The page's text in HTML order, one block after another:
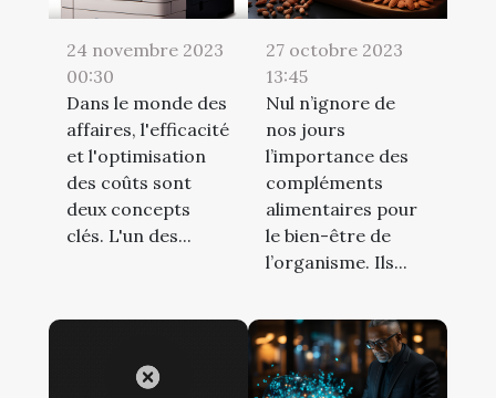
24 novembre 2023
00:30
Dans le monde des
affaires, l'efficacité
et l'optimisation
des coûts sont
deux concepts
clés. L'un des...
27 octobre 2023
13:45
Nul n’ignore de
nos jours
l’importance des
compléments
alimentaires pour
le bien-être de
l’organisme. Ils...